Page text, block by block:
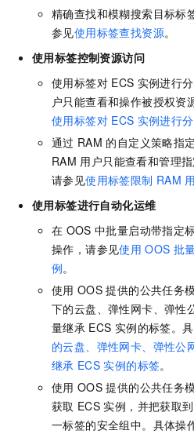
精确查找和模糊搜索目标标
参见使用标签查找资源。
使用标签控制资源访问
使用标签对 ECS 实例进行
户只能查看和操作被授权资
使用标签对 ECS 实例进行
通过 RAM 的自定义策略指
RAM 用户只能查看和管理
请参见使用标签限制 RAM
使用标签进行自动化运维
在 OOS 中批量启动带指定
操作，请参见使用 OOS 批
例。
使用 OOS 提供的公共任务
下的云盘、弹性网卡、弹性
量继承 ECS 实例的标签。
的云盘、弹性网卡、弹性公
继承 ECS 实例的标签。
使用 OOS 提供的公共任务
获取 ECS 实例，并把获取
一标签的安全组中。具体操